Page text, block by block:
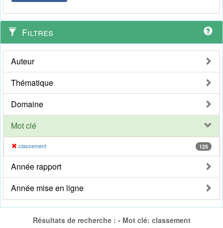
Filtres
Auteur
Thématique
Domaine
Mot clé
classement 125
Année rapport
Année mise en ligne
Résultats de recherche : - Mot clé: classement